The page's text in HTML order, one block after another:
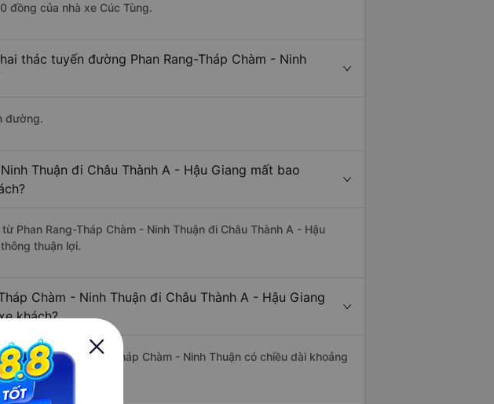
đồng của nhà xe Cúc Tùng.
thác tuyến đường Phan Rang-Tháp Chàm - Ninh
đường.
Thuận đi Châu Thành A - Hậu Giang mất bao
Phan Rang-Tháp Chàm - Ninh Thuận đi Châu Thành A - Hậu
thuận lợi.
Chàm - Ninh Thuận đi Châu Thành A - Hậu Giang
khách?
từ Phan Rang-Tháp Chàm - Ninh Thuận có chiều dài khoảng